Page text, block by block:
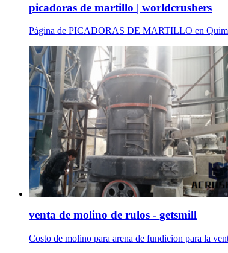
picadoras de martillo | worldcrushers
Página de PICADORAS DE MARTILLO en
venta de molino de rulos - getsmill
Costo de molino para arena de fundicion para la